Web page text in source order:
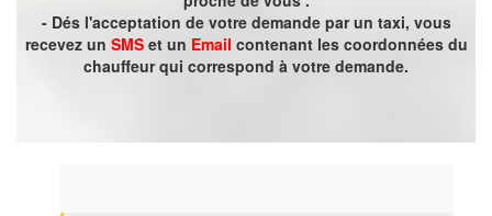
- Dés l'acceptation de votre demande par un taxi, vous
recevez un SMSet un Email contenant les coordonnées du
chauffeur qui correspond à votre demande.